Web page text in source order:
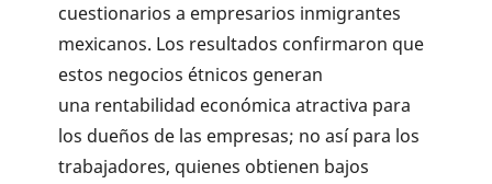
cuestionarios a empresarios inmigrantes
mexicanos. Los resultados confirmaron que
estos negocios étnicos generan
una rentabilidad económica atractiva para
los dueños de las empresas; no así para los
trabajadores, quienes obtienen bajos